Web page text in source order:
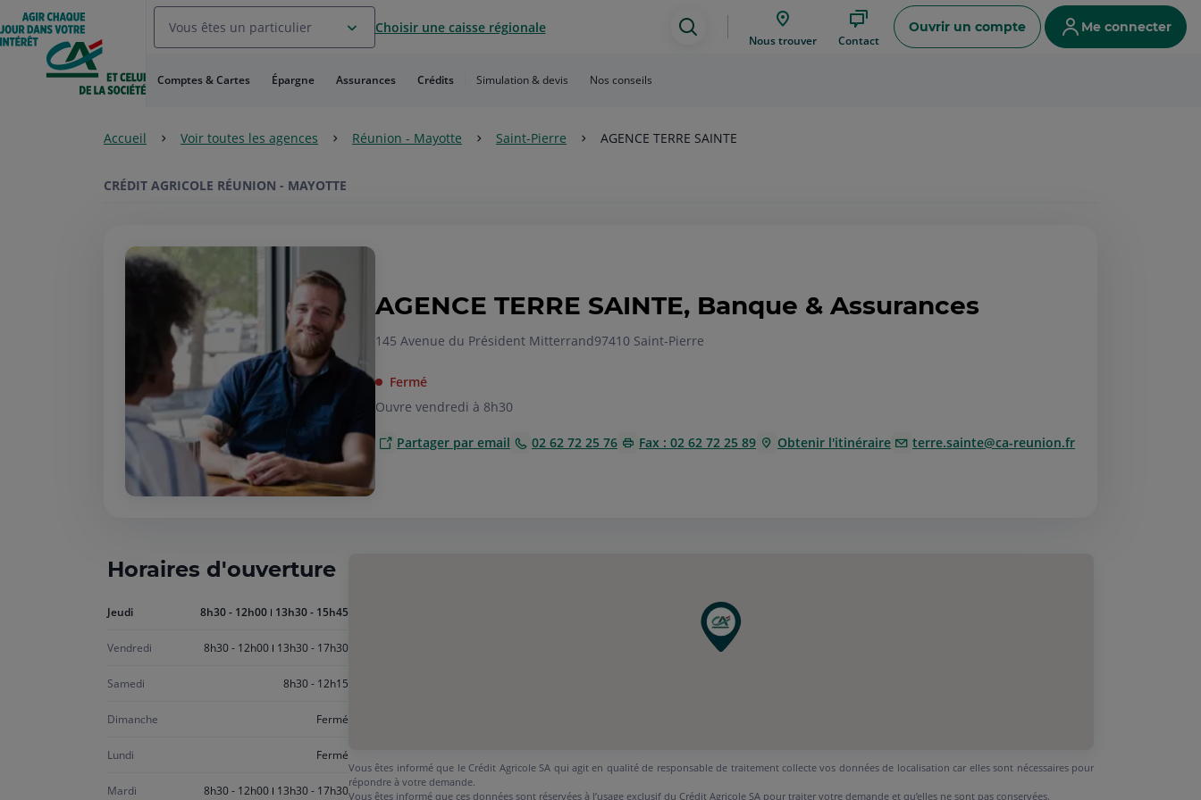
Aller
au
Menu
Aller au
Contenu
Vous êtes un particulier Choisir une caisse régionale
Assistance
Nous trouver Contact
Ouvrir un compte Me connecter
Comptes & Cartes Épargne Assurances Crédits Simulation & devis Nos conseils
Accueil Voir toutes les agences Réunion - Mayotte Saint-Pierre AGENCE TERRE SAINTE
CRÉDIT AGRICOLE RÉUNION - MAYOTTE
AGENCE TERRE SAINTE, Banque & Assurances
145 Avenue du Président Mitterrand97410 Saint-Pierre
Fermé
Ouvre vendredi à 8h30
Partager par email 02 62 72 25 76 Fax : 02 62 72 25 89 Obtenir l'itinéraire terre.sainte@ca-reunion.fr
Horaires d'ouverture
JeudiAujourd'hui
8h30 - 12h00 13h30 - 15h45
Vendredi 8h30 - 12h00 13h30 - 17h30
Samedi 8h30 - 12h15
Dimanche Fermé
Lundi Fermé
Mardi 8h30 - 12h00 13h30 - 17h30
Vous êtes informé que le Crédit Agricole SA qui agit en qualité de responsable de traitement collecte vos données de localisation car elles sont nécessaires pour
répondre à votre demande.
Vous êtes informé que ces données sont réservées à l’usage exclusif du Crédit Agricole SA pour traiter votre demande et qu’elles ne sont pas conservées.